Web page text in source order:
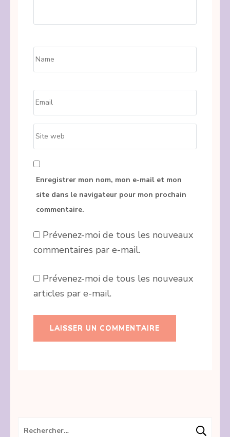
Enregistrer mon nom, mon e-mail et mon
site dans le navigateur pour mon prochain
commentaire.
Prévenez-moi de tous les nouveaux
commentaires par e-mail.
Prévenez-moi de tous les nouveaux
articles par e-mail.
Rechercher :